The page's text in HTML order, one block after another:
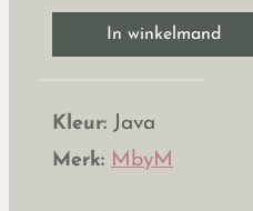
In winkelmand
Kleur: Java
Merk: MbyM